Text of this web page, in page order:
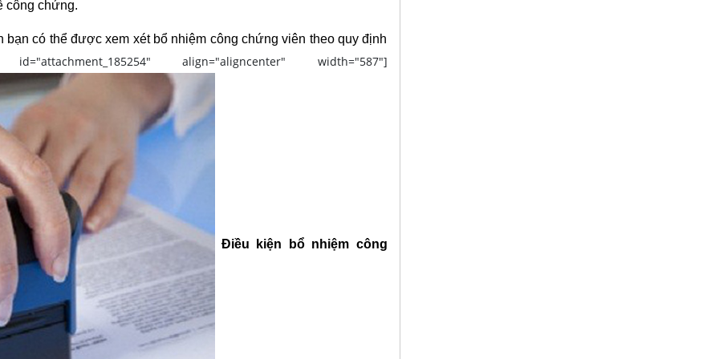
công chứng.
có thể được xem xét bổ nhiệm công chứng viên theo quy định
align="aligncenter" width="587"]
Điều kiện bổ nhiệm công